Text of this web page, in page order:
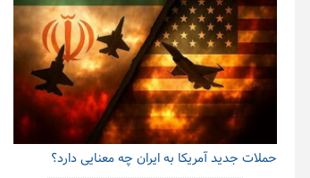
حملات جدید آمریکا به ایران چه معنایی دارد؟